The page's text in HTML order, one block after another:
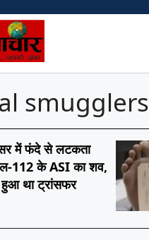
smugglers
में फंदे से लटकता
112 के ASI का शव,
हुआ था ट्रांसफर